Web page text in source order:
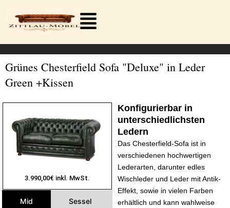
Inhalt
springen
Grünes Chesterfield Sofa "Deluxe" in Leder
Green +Kissen
Mid Sessel Small Large
3.990,00€ inkl. MwSt.
Konfigurierbar in
unterschiedlichsten
Ledern
Das Chesterfield-Sofa ist in
verschiedenen hochwertigen
Lederarten, darunter edles
Wischleder und Leder mit Antik-
Effekt, sowie in vielen Farben
erhältlich und kann wahlweise